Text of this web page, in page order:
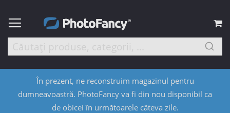
În prezent, ne reconstruim magazinul pentru
dumneavoastră. PhotoFancy va fi din nou disponibil ca
de obicei în următoarele câteva zile.